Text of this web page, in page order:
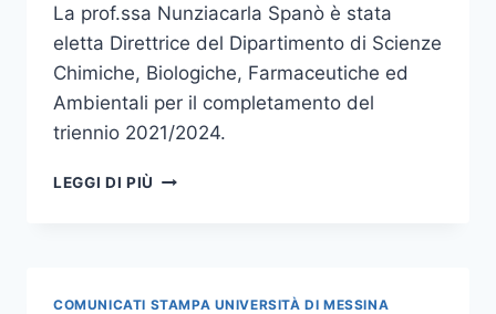
La prof.ssa Nunziacarla Spanò è stata
eletta Direttrice del Dipartimento di Scienze
Chimiche, Biologiche, Farmaceutiche ed
Ambientali per il completamento del
triennio 2021/2024.
LEGGI DI PIÙ LA
COMUNICATI STAMPA UNIVERSITÀ DI MESSINA